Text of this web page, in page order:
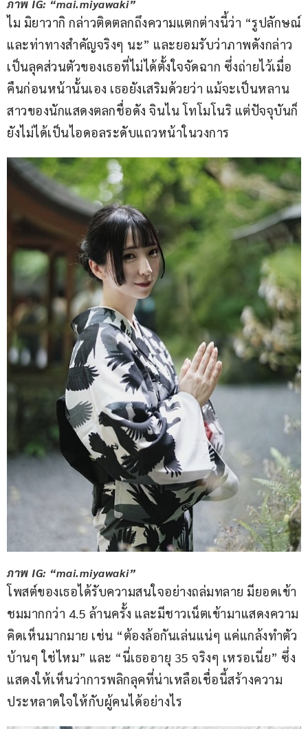
ภาพ IG: “mai.miyawaki”
ไม มิยาวากิ กล่าวติดตลกถึงความแตกต่างนี้ว่า “รูปลักษณ์
และท่าทางสำคัญจริงๆ นะ” และยอมรับว่าภาพดังกล่าว
เป็นลุคส่วนตัวของเธอที่ไม่ได้ตั้งใจจัดฉาก ซึ่งถ่ายไว้เมื่อ
คืนก่อนหน้านั้นเอง เธอยังเสริมด้วยว่า แม้จะเป็นหลาน
สาวของนักแสดงตลกชื่อดัง จินไน โทโมโนริ แต่ปัจจุบันก็
ยังไม่ได้เป็นไอดอลระดับแถวหน้าในวงการ
ภาพ IG: “mai.miyawaki”
โพสต์ของเธอได้รับความสนใจอย่างถล่มทลาย มียอดเข้า
ชมมากกว่า 4.5 ล้านครั้ง และมีชาวเน็ตเข้ามาแสดงความ
คิดเห็นมากมาย เช่น “ต้องล้อกันเล่นแน่ๆ แค่แกล้งทำตัว
บ้านๆ ใช่ไหม” และ “นี่เธออายุ 35 จริงๆ เหรอเนี่ย” ซึ่ง
แสดงให้เห็นว่าการพลิกลุคที่น่าเหลือเชื่อนี้สร้างความ
ประหลาดใจให้กับผู้คนได้อย่างไร